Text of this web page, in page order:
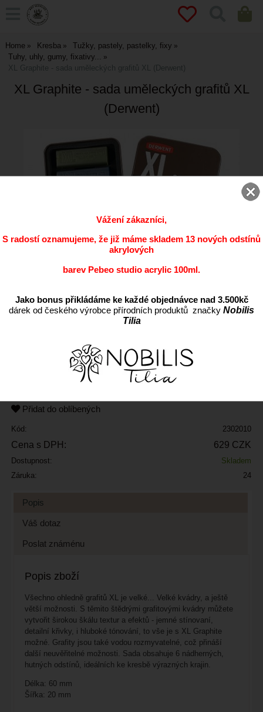
Home Kresba
Tužky, pastely, pastelky, fixy
Tuhy, uhly, gumy, fixativy...
XL Graphite - sada uměleckých grafitů XL (Derwent)
XL Graphite - sada uměleckých grafitů XL
(Derwent)
ks
Přidat do oblíbených
Kód: 2302010
Cena s DPH: 629 CZK
Dostupnost:
Skladem
Záruka:
24
Popis
Váš dotaz
Poslat známénu
Popis zboží
Všechno ohledně grafitů XL je velké... Velké kvádry, a ještě
větší možnosti. S těmito štědrými grafitovými kvádry můžete
vytvořit širokou škálu textur a efektů - jemné stínovaní,
detailní křivky, i hluboké tónování, to vše je s XL Graphite
možné. Grafity jsou také vodou rozmyvatelné, což přináší
další neuvěřitelné možnosti. Sada obsahuje 6 nádherných,
hutných odstínů, ideálních ke kresbě výrazných krajin.
Délka: 60 mm
Šířka: 20 mm
Vážení zákazníci,
S radostí oznamujeme, že již máme skladem 13 nových odstínů
akrylových
barev Pebeo studio acrylic 100ml.
Jako bonus přikládáme ke každé objednávce nad 3.500kč
dárek od českého výrobce přírodních produktů značky Nobilis
Tilia